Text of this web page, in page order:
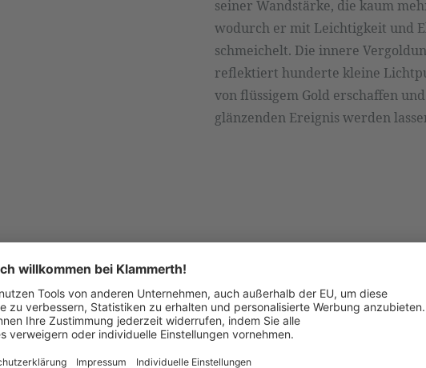
seiner Wandstärke, die kaum
wodurch er mit Leichtigkeit und
schmeichelt. Die innere
reflektiert hunderte kleine
von flüssigem Gold erschaffen
glänzenden Ereignis werden
anfragen oder direkt bei uns im Geschäft bestellen.